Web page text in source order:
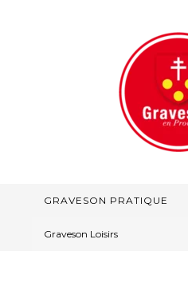
GRAVESON PRATIQUE
Graveson Loisirs